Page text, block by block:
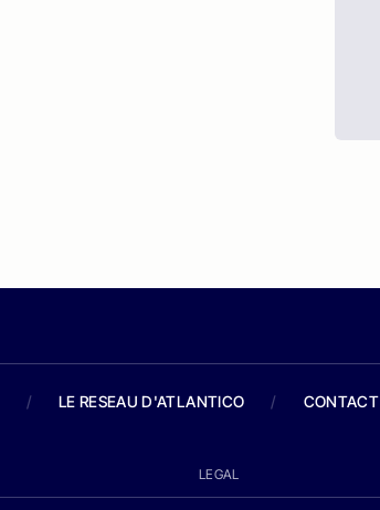
/ LE RESEAU D'ATLANTICO / CONTACT
LEGAL